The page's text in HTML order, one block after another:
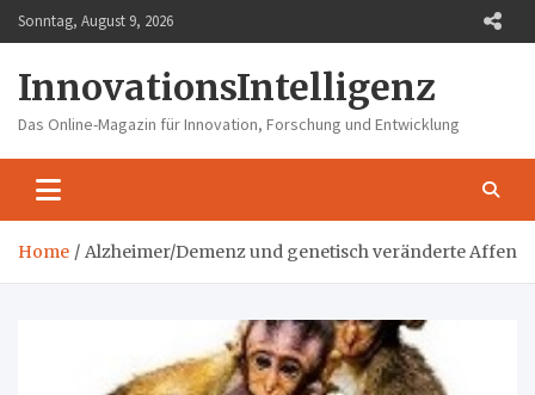
Skip
to
Sonntag, August 9, 2026
InnovationsIntelligenz
Das Online-Magazin für Innovation, Forschung und Entwicklung
Home Alzheimer/Demenz und genetisch veränderte Affen